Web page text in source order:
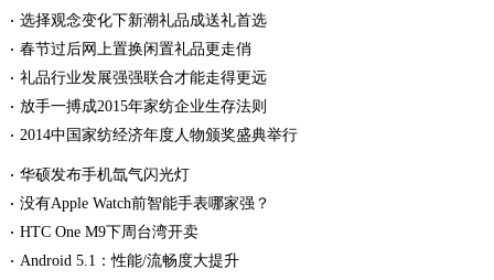
选择观念变化下新潮礼品成送礼首选
春节过后网上置换闲置礼品更走俏
礼品行业发展强强联合才能走得更远
放手一搏成2015年家纺企业生存法则
2014中国家纺经济年度人物颁奖盛典举行
华硕发布手机氙气闪光灯
没有Apple Watch前智能手表哪家强？
HTC One M9下周台湾开卖
Android 5.1：性能/流畅度大提升